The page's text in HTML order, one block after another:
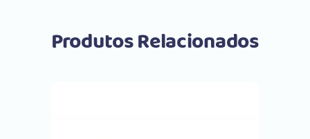
Produtos Relacionados